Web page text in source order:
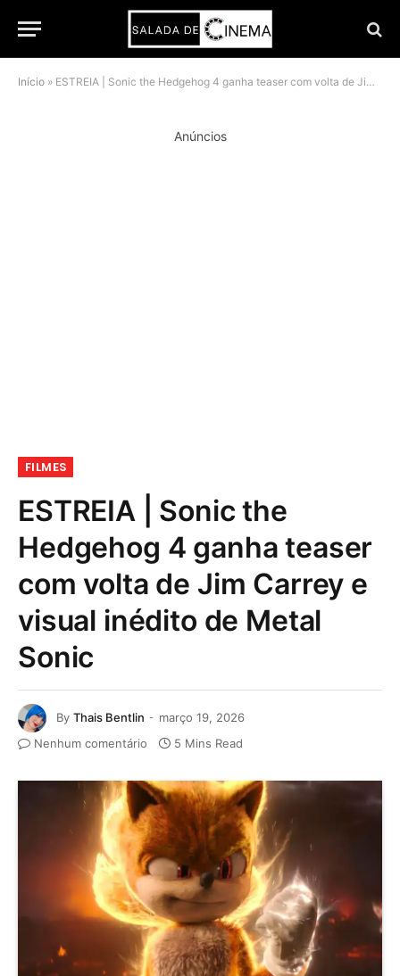
Início » ESTREIA | Sonic the Hedgehog 4 ganha teaser com volta de Jim Carrey e visual inédito de Metal Sonic
Anúncios
FILMES
ESTREIA | Sonic the
Hedgehog 4 ganha teaser
com volta de Jim Carrey e
visual inédito de Metal
Sonic
By Thais Bentlin
março 19, 2026
Nenhum comentário
5 Mins Read